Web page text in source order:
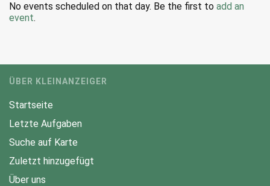
No events scheduled on that day. Be the first to add an
event.
ÜBER KLEINANZEIGER
Startseite
Letzte Aufgaben
Suche auf Karte
Zuletzt hinzugefügt
Über uns